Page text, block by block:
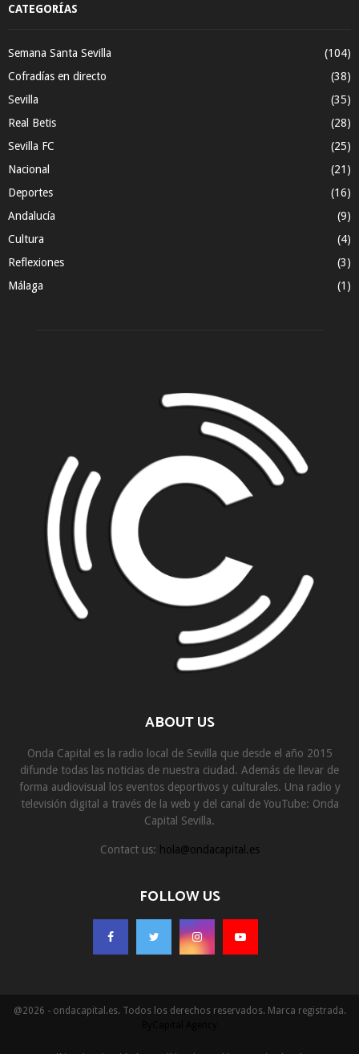
CATEGORÍAS
Semana Santa Sevilla
(104)
Cofradías en directo
(38)
Sevilla
(35)
Real Betis
(28)
Sevilla FC
(25)
Nacional
(21)
Deportes
(16)
Andalucía
(9)
Cultura
(4)
Reflexiones
(3)
Málaga
(1)
ABOUT US
Onda Capital es la radio local de Sevilla que desde el año 2015
difunde todas las noticias de nuestra ciudad. Además de llevar de
forma audiovisual los eventos deportivos y culturales. Una radio y
televisión digital a través de la web y del canal de YouTube: Onda
Capital Sevilla.
Contact us: hola@ondacapital.es
FOLLOW US
@2026 - ondacapital.es. Todos los derechos reservados. Marca registrada.